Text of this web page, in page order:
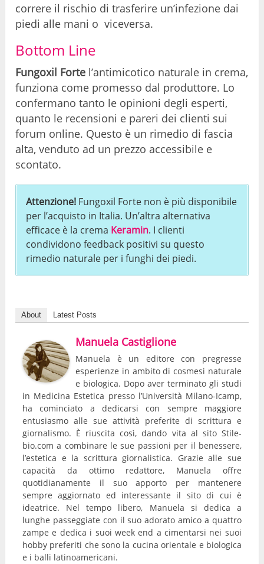
correre il rischio di trasferire un’infezione dai
piedi alle mani o viceversa.
Bottom Line
Fungoxil Forte l’antimicotico naturale in crema,
funziona come promesso dal produttore. Lo
confermano tanto le opinioni degli esperti,
quanto le recensioni e pareri dei clienti sui
forum online. Questo è un rimedio di fascia
alta, venduto ad un prezzo accessibile e
scontato.
Attenzione! Fungoxil Forte non è più disponibile
per l’acquisto in Italia. Un’altra alternativa
efficace è la crema Keramin. I clienti
condividono feedback positivi su questo
rimedio naturale per i funghi dei piedi.
About Latest Posts
Manuela Castiglione
Manuela è un editore con pregresse
esperienze in ambito di cosmesi naturale
e biologica. Dopo aver terminato gli studi
in Medicina Estetica presso l’Università Milano-Icamp,
ha cominciato a dedicarsi con sempre maggiore
entusiasmo alle sue attività preferite di scrittura e
giornalismo. È riuscita così, dando vita al sito Stile-
bio.com a combinare le sue passioni per il benessere,
l’estetica e la scrittura giornalistica. Grazie alle sue
capacità da ottimo redattore, Manuela offre
quotidianamente il suo apporto per mantenere
sempre aggiornato ed interessante il sito di cui è
ideatrice. Nel tempo libero, Manuela si dedica a
lunghe passeggiate con il suo adorato amico a quattro
zampe e dedica i suoi week end a cimentarsi nei suoi
hobby preferiti che sono la cucina orientale e biologica
e i balli latinoamericani.